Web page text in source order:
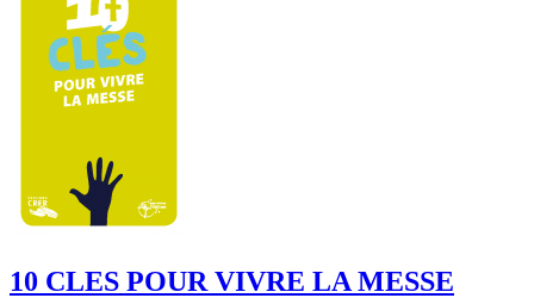
10 CLES POUR VIVRE LA MESSE